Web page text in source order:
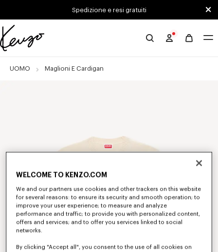
Spedizione e resi gratuiti
Sito
KENZO
UOMO Maglioni E Cardigan
WELCOME TO KENZO.COM
We and our partners use cookies and other trackers on this website
for several reasons: to ensure its security and smooth operation; to
improve your user experience; to measure and analyze
performance and traffic; to provide you with personalized content,
offers and services; and to offer you services linked to social
networks.
By clicking "Accept all", you consent to the use of all cookies on